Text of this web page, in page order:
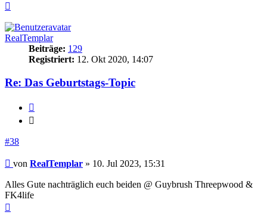
RealTemplar
Beiträge: 129
Registriert: 12. Okt 2020, 14:07
Re: Das Geburtstags-Topic
#38
Beitrag
von RealTemplar » 10. Jul 2023, 15:31
Alles Gute nachträglich euch beiden @ Guybrush Threepwood &
FK4life